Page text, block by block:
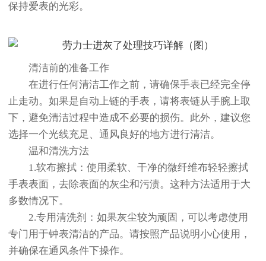
保持爱表的光彩。
清洁前的准备工作
在进行任何清洁工作之前，请确保手表已经完全停
止走动。如果是自动上链的手表，请将表链从手腕上取
下，避免清洁过程中造成不必要的损伤。此外，建议您
选择一个光线充足、通风良好的地方进行清洁。
温和清洗方法
1.软布擦拭：使用柔软、干净的微纤维布轻轻擦拭
手表表面，去除表面的灰尘和污渍。这种方法适用于大
多数情况下。
2.专用清洗剂：如果灰尘较为顽固，可以考虑使用
专门用于钟表清洁的产品。请按照产品说明小心使用，
并确保在通风条件下操作。